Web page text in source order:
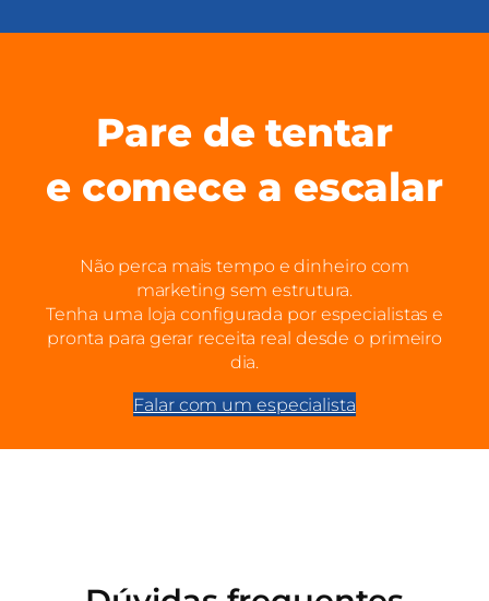
Pare de tentar
e comece a escalar
Não perca mais tempo e dinheiro com
marketing sem estrutura.
Tenha uma loja configurada por especialistas e
pronta para gerar receita real desde o primeiro
dia.
Falar com um especialista